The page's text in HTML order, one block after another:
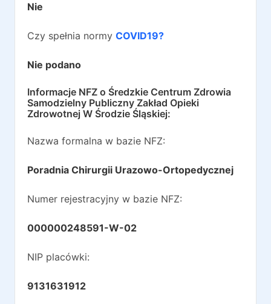
Nie
Czy spełnia normy COVID19?
Nie podano
Informacje NFZ o Średzkie Centrum Zdrowia
Samodzielny Publiczny Zakład Opieki
Zdrowotnej W Środzie Śląskiej:
Nazwa formalna w bazie NFZ:
Poradnia Chirurgii Urazowo-Ortopedycznej
Numer rejestracyjny w bazie NFZ:
000000248591-W-02
NIP placówki:
9131631912